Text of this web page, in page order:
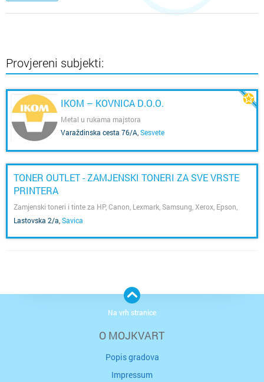
Provjereni subjekti:
IKOM – KOVNICA D.O.O.
Metal u rukama majstora
Varaždinska cesta 76/A Sesvete
TONER OUTLET - ZAMJENSKI TONERI ZA SVE VRSTE
PRINTERA
Zamjenski toneri i tinte za HP, Canon, Lexmark, Samsung, Xerox, Epson,
Brother
Lastovska 2/a Savica
O MOJKVART
Popis gradova
Impressum
Na vrh stranice